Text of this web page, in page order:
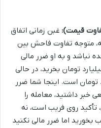
قیمت): غبن زمانی اتفاق
متوجه تفاوت فاحش بین
نباشد و به او ضرر مالی
برسد. مثلاً خانه ای را ۱۰۰ میلیارد تومان بخرید، در حالی
اش ۵۰ میلیارد تومان است. اینجا شما ضرر
خبر داشتید، معامله را
تأکید روی فریب است، نه
اما ضرر مالی نکنید